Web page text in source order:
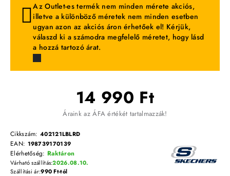
14 990 Ft
Áraink az ÁFA értékét tartalmazzák!
Cikkszám: 402121LBLRD
EAN: 198739170139
Elérhetőség: Raktáron
Várható szállítás:2026.08.10.
Szállítási ár:990 Ft-tól
Az Outlet-es termék nem minden mérete akciós,
illetve a különböző méretek nem minden esetben
ugyan azon az akciós áron érhetőek el! Kérjük,
válaszd ki a számodra megfelelő méretet, hogy lásd
a hozzá tartozó árat.